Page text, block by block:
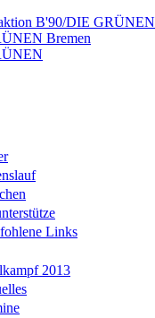
B'90/DIE GRÜNEN
Bremen
Links
2013